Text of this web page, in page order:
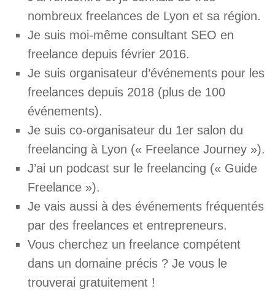
nombreux freelances de Lyon et sa région.
Je suis moi-même consultant SEO en
freelance depuis février 2016.
Je suis organisateur d’événements pour les
freelances depuis 2018 (plus de 100
événements).
Je suis co-organisateur du 1er salon du
freelancing à Lyon (« Freelance Journey »).
J’ai un podcast sur le freelancing (« Guide
Freelance »).
Je vais aussi à des événements fréquentés
par des freelances et entrepreneurs.
Vous cherchez un freelance compétent
dans un domaine précis ? Je vous le
trouverai gratuitement !